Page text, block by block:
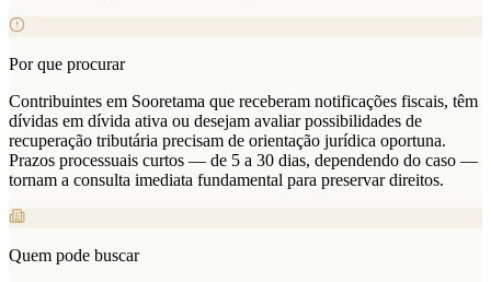
Por que procurar
Contribuintes em Sooretama que receberam notificações fiscais, têm
dívidas em dívida ativa ou desejam avaliar possibilidades de
recuperação tributária precisam de orientação jurídica oportuna.
Prazos processuais curtos — de 5 a 30 dias, dependendo do caso —
tornam a consulta imediata fundamental para preservar direitos.
Quem pode buscar